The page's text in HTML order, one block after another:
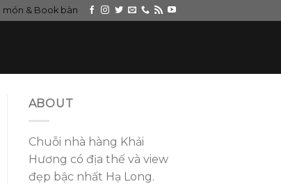
món & Book bàn
ABOUT
Chuỗi nhà hàng Khải
Hương có địa thế và view
đẹp bậc nhất Hạ Long.